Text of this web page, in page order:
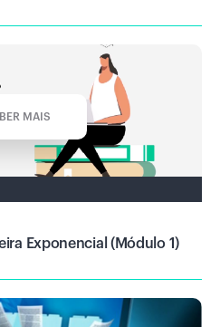
MAIS
Exponencial (Módulo 1)